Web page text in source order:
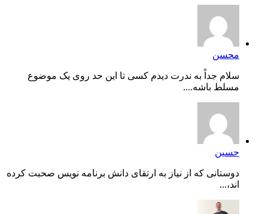
محسن
سلام جداً به ندرت دیدم کسی تا این حد روی یک موضوع
مسلط باشه....
حسین
دوستانی که از نیاز به ارتقای دانش برنامه نویس صحبت کرده
اند،...